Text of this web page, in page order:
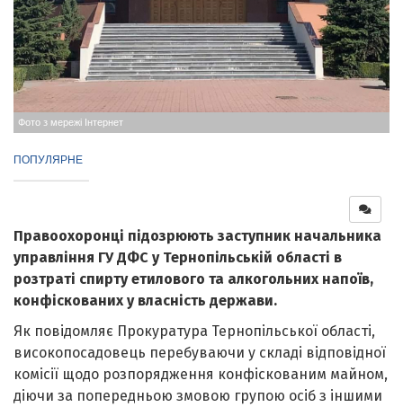
Фото з мережі Інтернет
ПОПУЛЯРНЕ
Правоохоронці підозрюють заступник начальника
управління ГУ ДФС у Тернопільській області в
розтраті спирту етилового та алкогольних напоїв,
конфіскованих у власність держави.
Як повідомляє Прокуратура Тернопільської області,
високопосадовець перебуваючи у складі відповідної
комісії щодо розпорядження конфіскованим майном,
діючи за попередньою змовою групою осіб з іншими